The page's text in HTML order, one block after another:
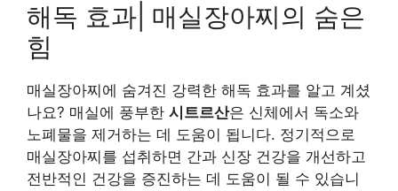
해독 효과| 매실장아찌의 숨은
힘
매실장아찌에 숨겨진 강력한 해독 효과를 알고 계셨
나요? 매실에 풍부한 시트르산은 신체에서 독소와
노폐물을 제거하는 데 도움이 됩니다. 정기적으로
매실장아찌를 섭취하면 간과 신장 건강을 개선하고
전반적인 건강을 증진하는 데 도움이 될 수 있습니